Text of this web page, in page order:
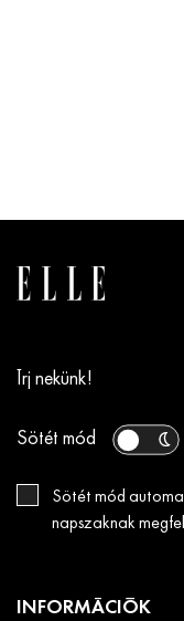
Írj nekünk!
Sötét mód
Sötét mód
napszaknak
INFORMÁCIÓK